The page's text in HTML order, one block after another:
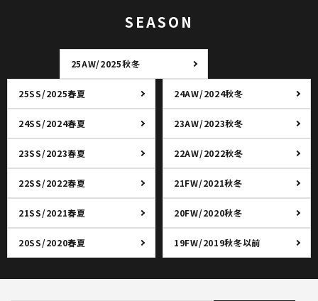
SEASON
25AW/2025秋冬
25SS/2025春夏 24AW/2024秋冬
24SS/2024春夏 23AW/2023秋冬
23SS/2023春夏 22AW/2022秋冬
22SS/2022春夏 21FW/2021秋冬
21SS/2021春夏 20FW/2020秋冬
20SS/2020春夏 19FW/2019秋冬以前